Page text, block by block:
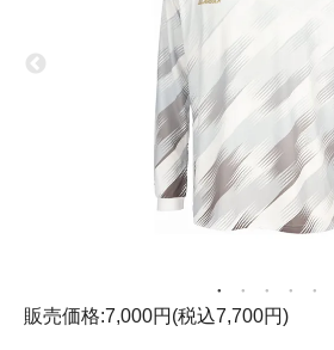
販売価格:7,000円(税込7,700円)